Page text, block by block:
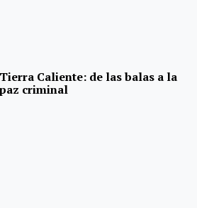
Tierra Caliente: de las balas a la
paz criminal